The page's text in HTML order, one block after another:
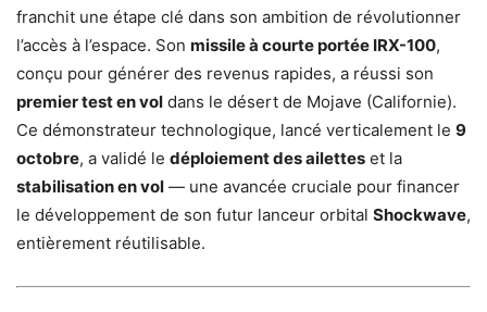
franchit une étape clé dans son ambition de révolutionner
l’accès à l’espace. Son missile à courte portée IRX-100,
conçu pour générer des revenus rapides, a réussi son
premier test en vol dans le désert de Mojave (Californie).
Ce démonstrateur technologique, lancé verticalement le 9
octobre, a validé le déploiement des ailettes et la
stabilisation en vol — une avancée cruciale pour financer
le développement de son futur lanceur orbital Shockwave,
entièrement réutilisable.